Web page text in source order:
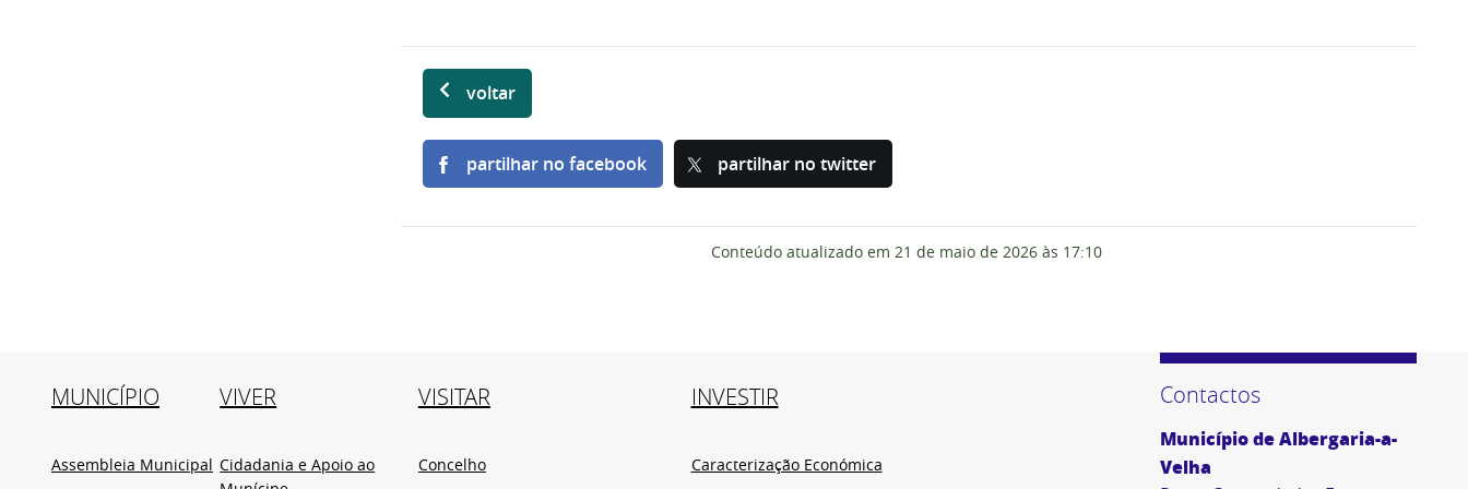
voltar
partilhar no facebook partilhar no twitter
Conteúdo atualizado em 21 de maio de 2026 às 17:10
MUNICÍPIO
Assembleia Municipal
VIVER
Cidadania e Apoio ao
VISITAR
Concelho
INVESTIR
Caracterização Económica
Contactos
Município de Albergaria-a-
Velha